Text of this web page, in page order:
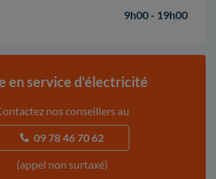
9h00 - 19h00
en service d'électricité
nos conseillers au
09 78 46 70 62
(appel non surtaxé)